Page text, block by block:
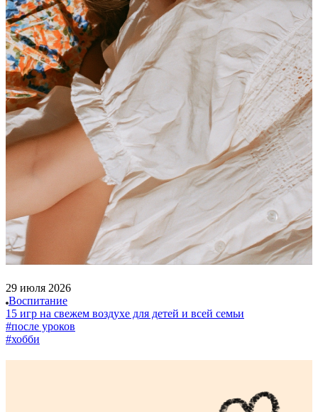
29 июля 2026
Воспитание
15 игр на свежем воздухе для детей и всей семьи
#после уроков
#хобби